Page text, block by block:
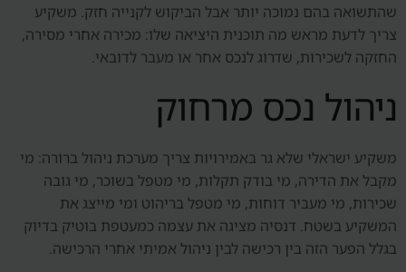
שהתשואה בהם נמוכה יותר אבל הביקוש לקנייה חזק. משקיע
צריך לדעת מראש מה תוכנית היציאה שלו: מכירה אחרי מסירה,
החזקה לשכירות, שדרוג לנכס אחר או מעבר לדובאי.
ניהול נכס מרחוק
משקיע ישראלי שלא גר באמירויות צריך מערכת ניהול ברורה: מי
מקבל את הדירה, מי בודק תקלות, מי מטפל בשוכר, מי גובה
שכירות, מי מעביר דוחות, מי מטפל בריהוט ומי מייצג את
המשקיע בשטח. דנסיה מציגה את עצמה כמעטפת בוטיק בדיוק
בגלל הפער הזה בין רכישה לבין ניהול אמיתי אחרי הרכישה.